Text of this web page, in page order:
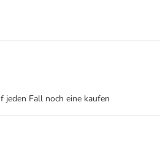
jeden Fall noch eine kaufen